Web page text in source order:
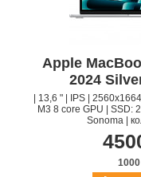
Apple
2024
| 13,6 " | IPS |
M3 8 core GPU | SSD:
Sonoma |